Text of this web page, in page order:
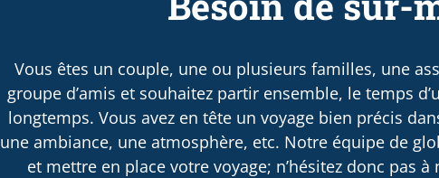
Vous êtes un couple, une ou plusieurs familles, une
groupe d’amis et souhaitez partir ensemble, le temps
longtemps. Vous avez en tête un voyage bien précis
une ambiance, une atmosphère, etc. Notre équipe de
et mettre en place votre voyage; n’hésitez donc pas